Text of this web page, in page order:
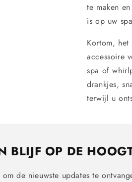
te maken
is op uw
Kortom,
accessoire
spa of
drankjes,
terwijl u
BLIJF OP DE
de nieuwste updates te